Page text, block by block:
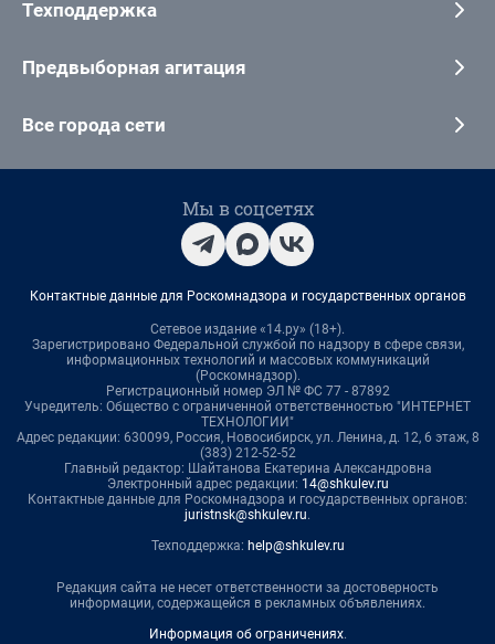
Техподдержка
Предвыборная агитация
Все города сети
Мы в соцсетях
Контактные данные для Роскомнадзора и государственных органов
Сетевое издание «14.ру» (18+).
Зарегистрировано Федеральной службой по надзору в сфере связи,
информационных технологий и массовых коммуникаций
(Роскомнадзор).
Регистрационный номер ЭЛ № ФС 77 - 87892
Учредитель: Общество с ограниченной ответственностью "ИНТЕРНЕТ
ТЕХНОЛОГИИ"
Адрес редакции: 630099, Россия, Новосибирск, ул. Ленина, д. 12, 6 этаж, 8
(383) 212-52-52
Главный редактор: Шайтанова Екатерина Александровна
Электронный адрес редакции: 14@shkulev.ru
Контактные данные для Роскомнадзора и государственных органов:
juristnsk@shkulev.ru.
Техподдержка: help@shkulev.ru
Редакция сайта не несет ответственности за достоверность
информации, содержащейся в рекламных объявлениях.
Информация об ограничениях.